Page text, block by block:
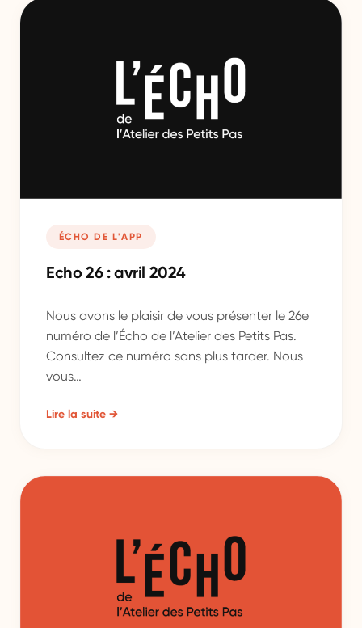
ÉCHO DE L'APP
Echo 26 : avril 2024
Nous avons le plaisir de vous présenter le 26e
numéro de l’Écho de l’Atelier des Petits Pas.
Consultez ce numéro sans plus tarder. Nous
vous…
Lire la suite →